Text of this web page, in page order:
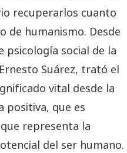
recuperarlos cuanto
de humanismo. Desde
psicología social de la
Suárez, trató el
vital desde la
positiva, que es
representa la
del ser humano.